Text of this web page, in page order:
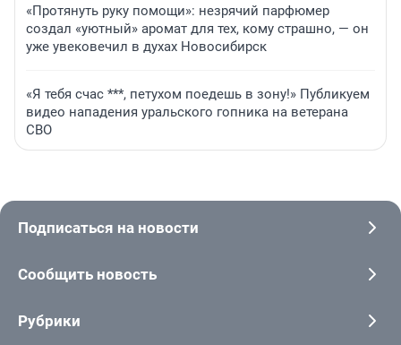
«Протянуть руку помощи»: незрячий парфюмер
создал «уютный» аромат для тех, кому страшно, — он
уже увековечил в духах Новосибирск
«Я тебя счас ***, петухом поедешь в зону!» Публикуем
видео нападения уральского гопника на ветерана
СВО
Подписаться на новости
Сообщить новость
Рубрики